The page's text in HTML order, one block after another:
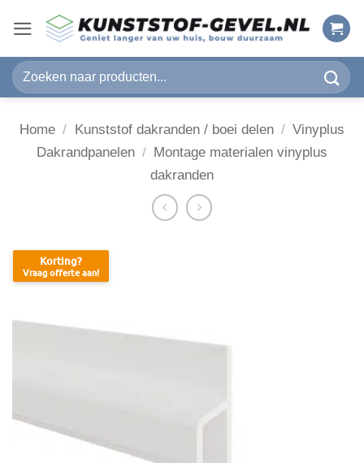
naar
inhoud
Zoeken
naar:
Home / Kunststof dakranden / boei delen / Vinyplus
Dakrandpanelen / Montage materialen vinyplus
dakranden
Korting?
Vraag offerte aan!